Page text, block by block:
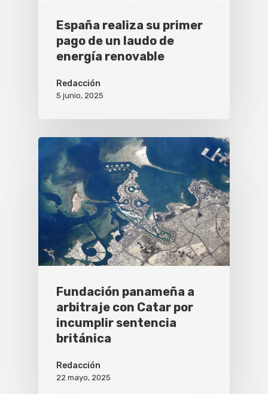
España realiza su primer
pago de un laudo de
energía renovable
Redacción
5 junio, 2025
Fundación panameña a
arbitraje con Catar por
incumplir sentencia
británica
Redacción
22 mayo, 2025